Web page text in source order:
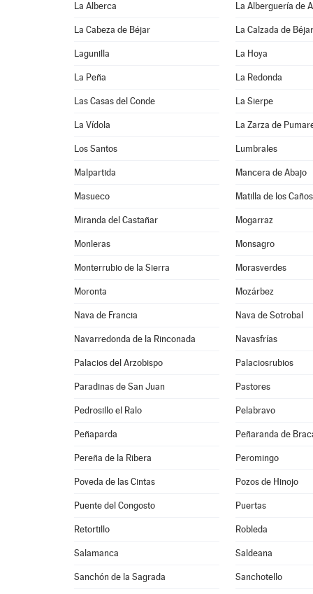
La Alberca La Alberguería de
La Cabeza de Béjar La Calzada de Béjar
Lagunilla La Hoya
La Peña La Redonda
Las Casas del Conde La Sierpe
La Vídola La Zarza de
Los Santos Lumbrales
Malpartida Mancera de Abajo
Masueco Matilla de los
Miranda del Castañar Mogarraz
Monleras Monsagro
Monterrubio de la Sierra Morasverdes
Moronta Mozárbez
Nava de Francia Nava de Sotrobal
Navarredonda de la Rinconada Navasfrías
Palacios del Arzobispo Palaciosrubios
Paradinas de San Juan Pastores
Pedrosillo el Ralo Pelabravo
Peñaparda Peñaranda de
Pereña de la Ribera Peromingo
Poveda de las Cintas Pozos de Hinojo
Puente del Congosto Puertas
Retortillo Robleda
Salamanca Saldeana
Sanchón de la Sagrada Sanchotello